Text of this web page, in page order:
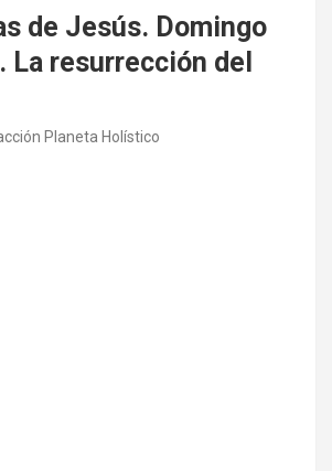
de Jesús. Domingo
La resurrección del
Planeta Holístico